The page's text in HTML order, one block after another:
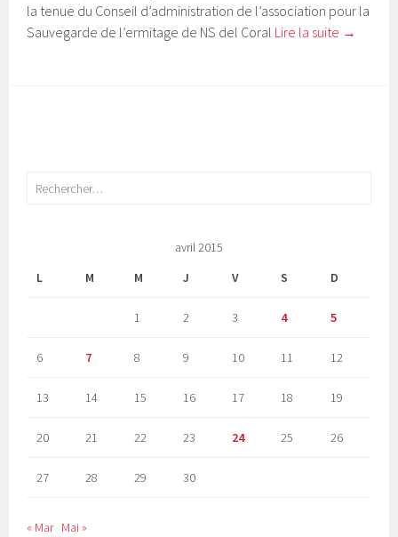
la tenue du Conseil d’administration de l’association pour la
Sauvegarde de l’ermitage de NS del Coral Lire la suite →
Rechercher :
avril 2015
L
M M J V S D
1 2 3 4 5
6 7 8 9 10 11 12
13 14 15 16 17 18 19
20 21 22 23 24 25 26
27 28 29 30
« Mar Mai »